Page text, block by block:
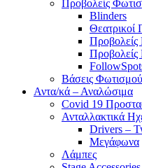
Προβολείς
Blinders
Θεατρικοί
Προβολείς
Βάσεις Φωτισμού
Αντα/κά – Αναλώσιμα
Covid 19
Ανταλλακτικά
Drivers –
Μεγάφωνα
Λάμπες